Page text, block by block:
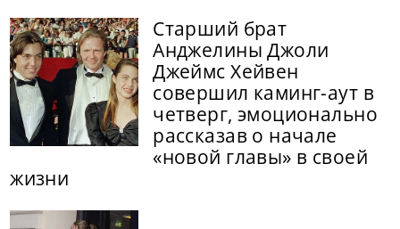
Старший брат
Анджелины Джоли
Джеймс Хейвен
совершил каминг-аут в
четверг, эмоционально
рассказав о начале
«новой главы» в своей
жизни